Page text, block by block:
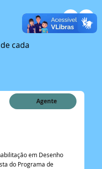
cada
Agente
em Desenho
do Programa de